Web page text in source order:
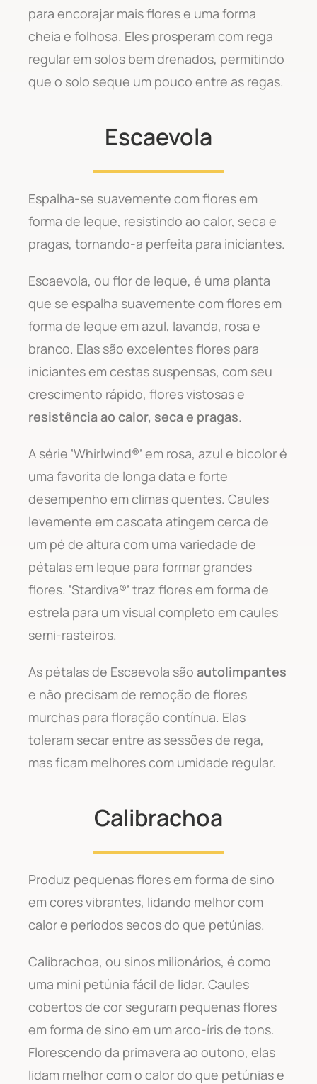
para encorajar mais flores e uma forma
cheia e folhosa. Eles prosperam com rega
regular em solos bem drenados, permitindo
que o solo seque um pouco entre as regas.
Escaevola
Espalha-se suavemente com flores em
forma de leque, resistindo ao calor, seca e
pragas, tornando-a perfeita para iniciantes.
Escaevola, ou flor de leque, é uma planta
que se espalha suavemente com flores em
forma de leque em azul, lavanda, rosa e
branco. Elas são excelentes flores para
iniciantes em cestas suspensas, com seu
crescimento rápido, flores vistosas e
resistência ao calor, seca e pragas.
A série ‘Whirlwind®’ em rosa, azul e bicolor é
uma favorita de longa data e forte
desempenho em climas quentes. Caules
levemente em cascata atingem cerca de
um pé de altura com uma variedade de
pétalas em leque para formar grandes
flores. ‘Stardiva®’ traz flores em forma de
estrela para um visual completo em caules
semi-rasteiros.
As pétalas de Escaevola são autolimpantes
e não precisam de remoção de flores
murchas para floração contínua. Elas
toleram secar entre as sessões de rega,
mas ficam melhores com umidade regular.
Calibrachoa
Produz pequenas flores em forma de sino
em cores vibrantes, lidando melhor com
calor e períodos secos do que petúnias.
Calibrachoa, ou sinos milionários, é como
uma mini petúnia fácil de lidar. Caules
cobertos de cor seguram pequenas flores
em forma de sino em um arco-íris de tons.
Florescendo da primavera ao outono, elas
lidam melhor com o calor do que petúnias e